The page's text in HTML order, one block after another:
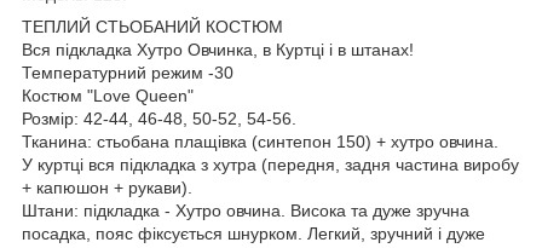
ТЕПЛИЙ СТЬОБАНИЙ КОСТЮМ
Вся підкладка Хутро Овчинка, в Куртці і в штанах!
Температурний режим -30
Костюм "Love Queen"
Розмір: 42-44, 46-48, 50-52, 54-56.
Тканина: стьобана плащівка (синтепон 150) + хутро овчина.
У куртці вся підкладка з хутра (передня, задня частина виробу
+ капюшон + рукави).
Штани: підкладка - Хутро овчина. Висока та дуже зручна
посадка, пояс фіксується шнурком. Легкий, зручний і дуже